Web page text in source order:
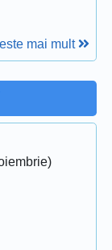
mai mult